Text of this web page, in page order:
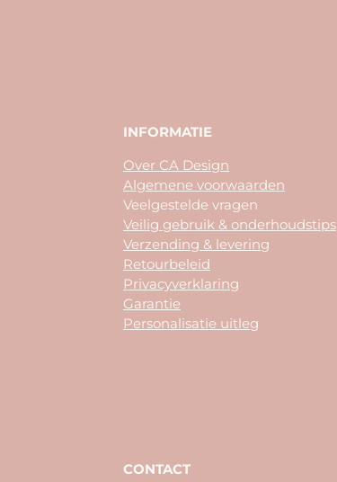
INFORMATIE
Over CA Design
Algemene voorwaarden
Veelgestelde vragen
Veilig gebruik & onderhoudstips
Verzending & levering
Retourbeleid
Privacyverklaring
Garantie
Personalisatie uitleg
CONTACT